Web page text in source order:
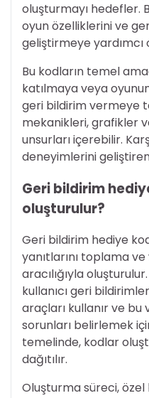
oluşturmayı hedefler.
oyun özelliklerini ve
geliştirmeye yardımcı
Bu kodların temel
katılmaya veya
geri bildirim vermeye
mekanikleri, grafikler
unsurları içerebilir.
deneyimlerini
Geri bildirim
oluşturulur?
Geri bildirim hediye
yanıtlarını toplama
aracılığıyla
kullanıcı geri
araçları kullanır ve
sorunları belirlemek
temelinde, kodlar
dağıtılır.
Oluşturma süreci, özel